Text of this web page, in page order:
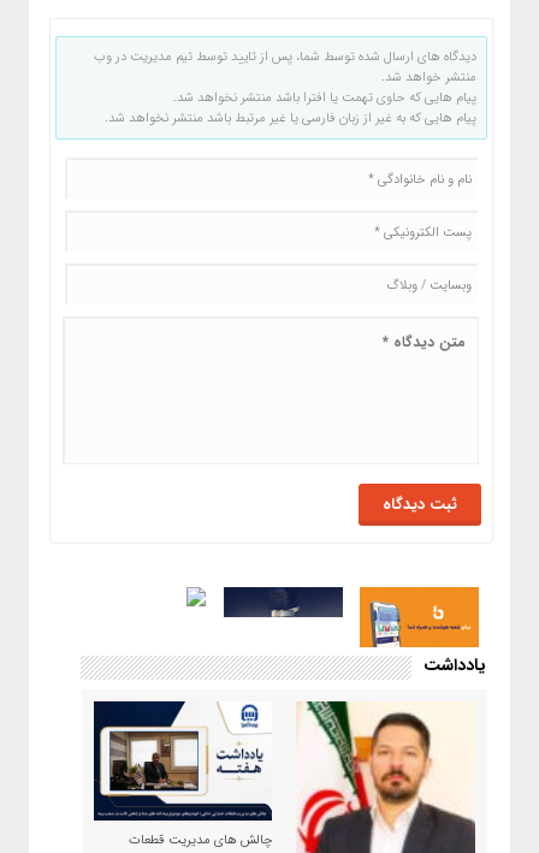
دیدگاه های ارسال شده توسط شما، پس از تایید توسط تیم مدیریت در وب
منتشر خواهد شد.
پیام هایی که حاوی تهمت یا افترا باشد منتشر نخواهد شد.
پیام هایی که به غیر از زبان فارسی یا غیر مرتبط باشد منتشر نخواهد شد.
یادداشت
چالش های مدیریت قطعات